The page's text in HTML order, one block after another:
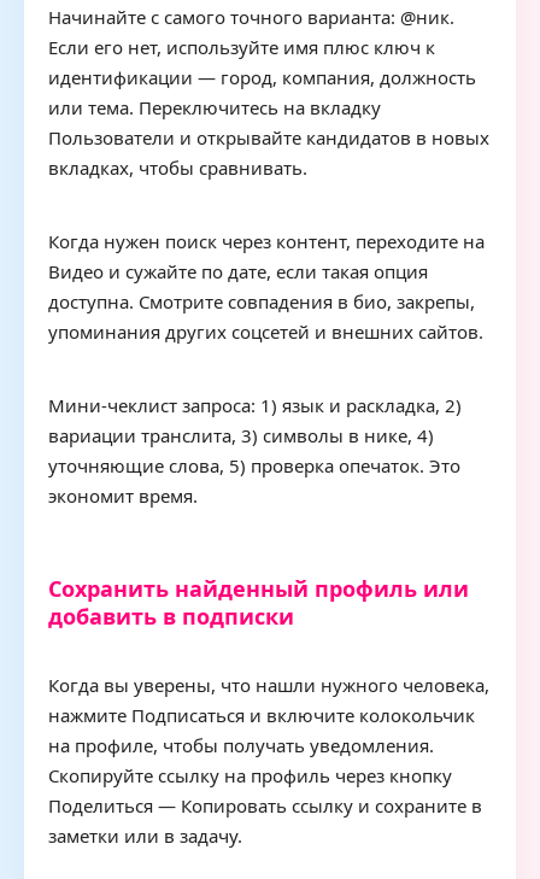
Начинайте с самого точного варианта: @ник.
Если его нет, используйте имя плюс ключ к
идентификации — город, компания, должность
или тема. Переключитесь на вкладку
Пользователи и открывайте кандидатов в новых
вкладках, чтобы сравнивать.
Когда нужен поиск через контент, переходите на
Видео и сужайте по дате, если такая опция
доступна. Смотрите совпадения в био, закрепы,
упоминания других соцсетей и внешних сайтов.
Мини-чеклист запроса: 1) язык и раскладка, 2)
вариации транслита, 3) символы в нике, 4)
уточняющие слова, 5) проверка опечаток. Это
экономит время.
Сохранить найденный профиль или
добавить в подписки
Когда вы уверены, что нашли нужного человека,
нажмите Подписаться и включите колокольчик
на профиле, чтобы получать уведомления.
Скопируйте ссылку на профиль через кнопку
Поделиться — Копировать ссылку и сохраните в
заметки или в задачу.